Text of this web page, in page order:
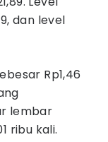
dan level
Rp1,46
lembar
ribu kali.